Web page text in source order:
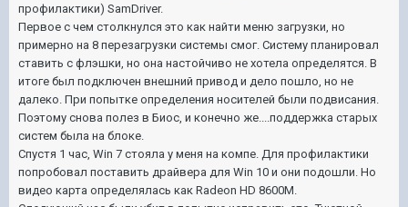
профилактики) SamDriver.
Первое с чем столкнулся это как найти меню загрузки, но
примерно на 8 перезагрузки системы смог. Систему планировал
ставить с флэшки, но она настойчиво не хотела определятся. В
итоге был подключен внешний привод и дело пошло, но не
далеко. При попытке определения носителей были подвисания.
Поэтому снова полез в Биос, и конечно же....поддержка старых
систем была на блоке.
Спустя 1 час, Win 7 стояла у меня на компе. Для профилактики
попробовал поставить драйвера для Win 10 и они подошли. Но
видео карта определялась как Radeon HD 8600M.